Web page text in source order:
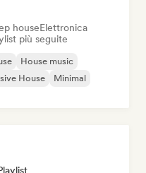
houseElettronica
più seguite
House music
House
Minimal